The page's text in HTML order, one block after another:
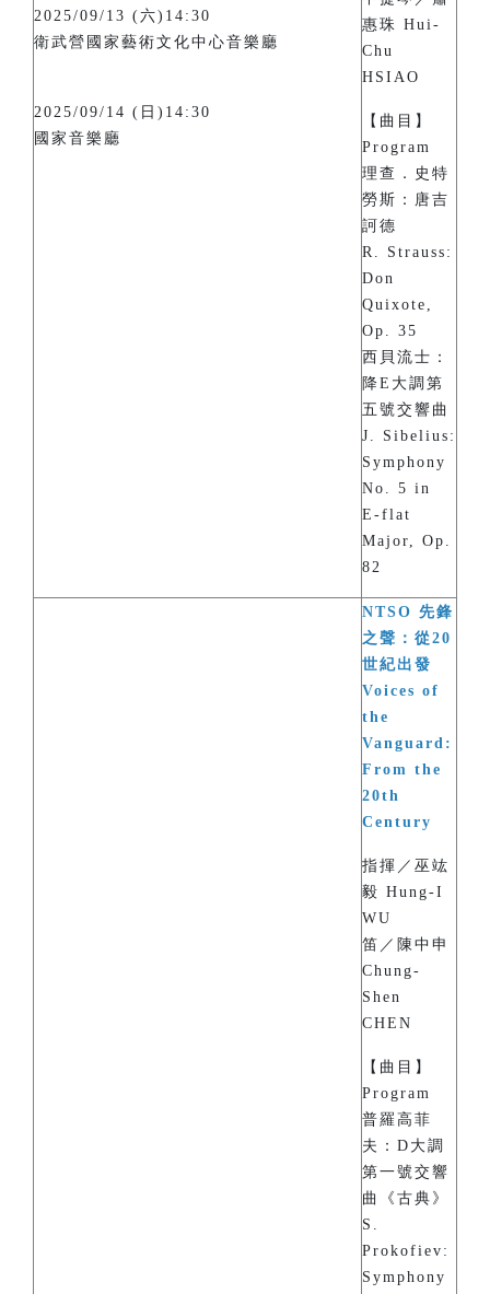
2025/09/13 (六)14:30
衛武營國家藝術文化中心音樂廳
2025/09/14 (日)14:30
國家音樂廳
惠珠 Hui-
Chu
HSIAO
【曲目】
Program
理查．史特
勞斯：唐吉
訶德
R. Strauss:
Don
Quixote,
Op. 35
西貝流士：
降E大調第
五號交響曲
J. Sibelius:
Symphony
No. 5 in
E-flat
Major, Op.
82
NTSO 先鋒
之聲：從20
世紀出發
Voices of
the
Vanguard:
From the
20th
Century
指揮／巫竑
毅 Hung-I
WU
笛／陳中申
Chung-
Shen
CHEN
【曲目】
Program
普羅高菲
夫：D大調
第一號交響
曲《古典》
S.
Prokofiev:
Symphony